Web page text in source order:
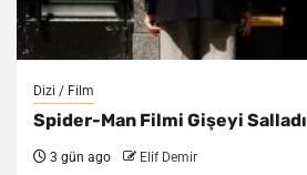
Dizi / Film
Spider-Man Filmi Gişeyi Salladı
3 gün ago Elif Demir